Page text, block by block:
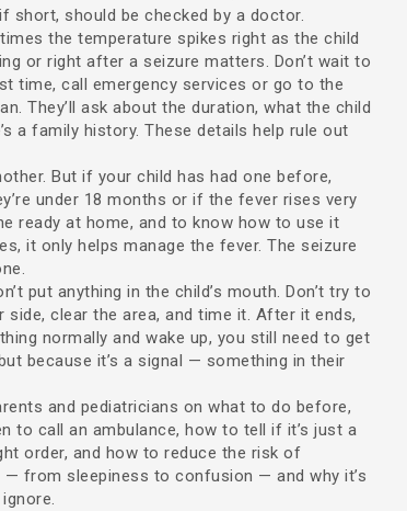
short, should be checked by a doctor.
the temperature spikes right as the child
or right after a seizure matters. Don’t wait to
time, call emergency services or go to the
They’ll ask about the duration, what the child
a family history. These details help rule out
But if your child has had one before,
under 18 months or if the fever rises very
ready at home, and to know how to use it
it only helps manage the fever. The seizure
put anything in the child’s mouth. Don’t try to
clear the area, and time it. After it ends,
normally and wake up, you still need to get
because it’s a signal — something in their
and pediatricians on what to do before,
to call an ambulance, how to tell if it’s just a
order, and how to reduce the risk of
from sleepiness to confusion — and why it’s